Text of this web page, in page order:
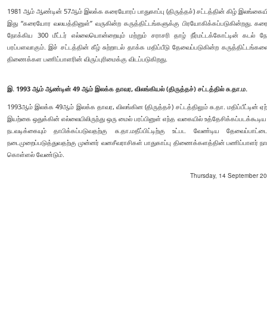
1981 ஆம் ஆண்டின் 57ஆம் இலக்க கரையோரப் பாதுகாப்பு (திருத்தச்) சட்டத்தின் கிழ் இலங்கையில்
இது “கரையோர வலயத்தினுள்” வருகின்ற கருத்திட்டங்களுக்கு பிரயோகிக்கப்படுகின்றது.
நோக்கிய 300 மீட்டர் எல்லையொன்றையும் மற்றும் சராசரி தாழ் நீர்மட்டக்கோட்டின் கடல்
பரப்பளவாகும். இச் சட்டத்தின் கீழ் சுற்றாடல் தாக்க மதிப்பீடு தேவைப்படுகின்ற
திணைக்கள பணிப்பாளரின் விருப்புரிமைக்கு விடப்படுகிறது.
இ. 1993 ஆம் ஆண்டின் 49 ஆம் இலக்க தாவர, விலங்கியல் (திருத்தச்) சட்டத்தில் சு.தா.ம.
1993ஆம் இலக்க 49ஆம் இலக்க தாவர, விலங்கின (திருத்தச்) சட்டத்திலும் சு.தா. மதிப்பீட்டின்
இயற்கை ஒதுக்கின் எல்லையிலிருந்து ஒரு மைல் பரப்பினுள் எந்த வகையில்
நடவடிக்கையும் தாபிக்கப்படுவதற்கு சு.தா.மதீப்பிட்டிற்கு உட்பட வேண்டிய
நடைமுறைப்படுத்துவதற்கு முன்னர் வனசீவராசிகள் பாதுகாப்பு திணைக்களத்தின் பணிப்பாளர்
கொள்ளல் வேண்டும்.
Thursday, 14 September